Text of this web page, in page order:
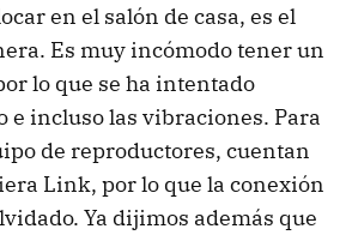
en el salón de casa, es el
Es muy incómodo tener un
lo que se ha intentado
e incluso las vibraciones. Para
de reproductores, cuentan
Link, por lo que la conexión
Ya dijimos además que